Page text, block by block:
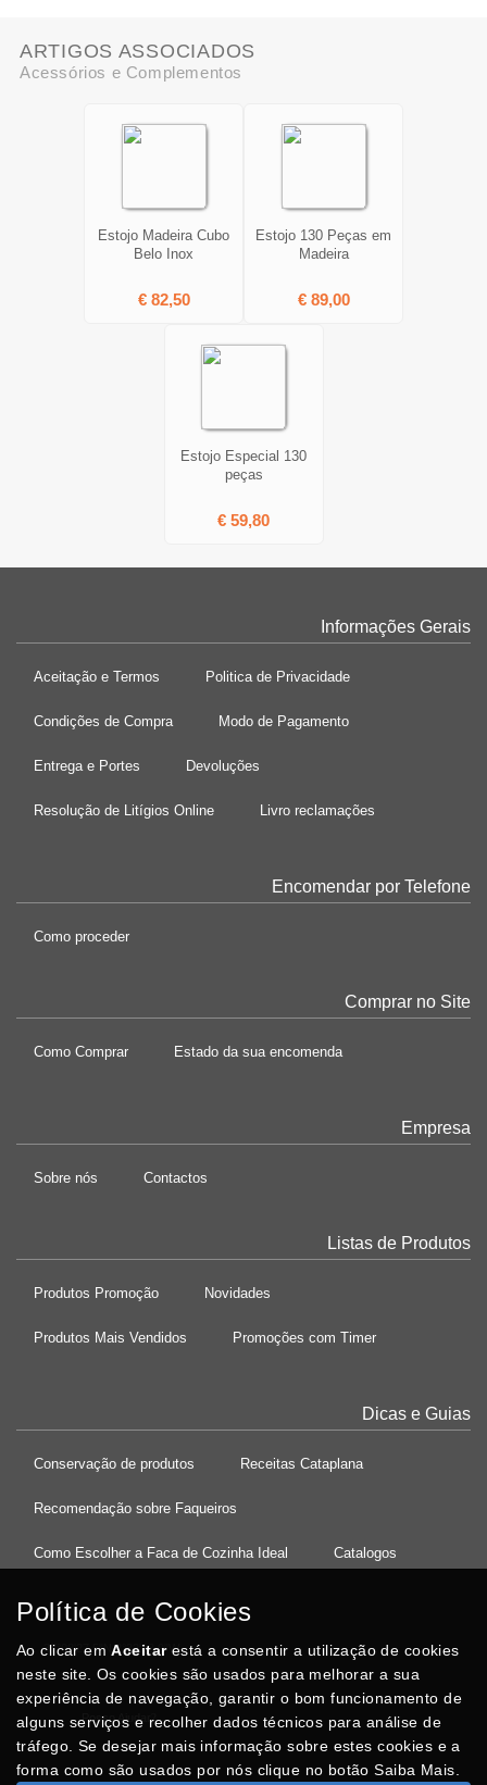
ARTIGOS ASSOCIADOS
Acessórios e Complementos
Estojo Madeira Cubo
Belo Inox
€ 82,50
Estojo 130 Peças em
Madeira
€ 89,00
Estojo Especial 130
peças
€ 59,80
Informações Gerais
Aceitação e Termos Politica de Privacidade
Condições de Compra Modo de Pagamento
Entrega e Portes Devoluções
Resolução de Litígios Online Livro reclamações
Encomendar por Telefone
Como proceder
Comprar no Site
Como Comprar Estado da sua encomenda
Empresa
Sobre nós Contactos
Listas de Produtos
Produtos Promoção Novidades
Produtos Mais Vendidos Promoções com Timer
Dicas e Guias
Conservação de produtos Receitas Cataplana
Recomendação sobre Faqueiros
Como Escolher a Faca de Cozinha Ideal Catalogos
37°08'27.5"N 8°32'13.9"W
Posso Ajudar?
Política de Cookies
Ao clicar emAceitarestá a consentir a utilização de cookies
neste site. Os cookies são usados para melhorar a sua
experiência de navegação, garantir o bom funcionamento de
alguns serviços e recolher dados técnicos para análise de
tráfego. Se desejar mais informação sobre estes cookies e a
forma como são usados por nós clique no botão Saiba Mais.